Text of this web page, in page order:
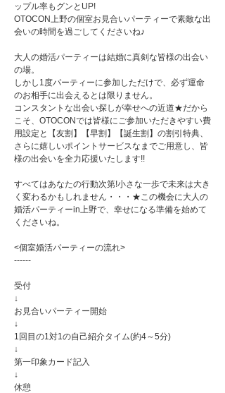
ップル率もグンとUP!
OTOCON上野の個室お見合いパーティーで素敵な出
会いの時間を過ごしてくださいね♪
大人の婚活パーティーは結婚に真剣な皆様の出会い
の場。
しかし1度パーティーに参加しただけで、必ず運命
のお相手に出会えるとは限りません。
コンスタントな出会い探しが幸せへの近道★だから
こそ、OTOCONでは皆様にご参加いただきやすい費
用設定と【友割】【早割】【誕生割】の割引特典、
さらに嬉しいポイントサービスなまでご用意し、皆
様の出会いを全力応援いたします!!
すべてはあなたの行動次第!小さな一歩で未来は大き
く変わるかもしれません・・・★この機会に大人の
婚活パーティーin上野で、幸せになる準備を始めて
くださいね。
<個室婚活パーティーの流れ>
------
受付
↓
お見合いパーティー開始
↓
1回目の1対1の自己紹介タイム(約4～5分)
↓
第一印象カード記入
↓
休憩